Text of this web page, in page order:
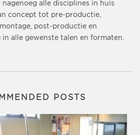
alle disciplines in huis
concept tot pre-productie,
post-productie en
in alle gewenste talen en formaten.
POSTS